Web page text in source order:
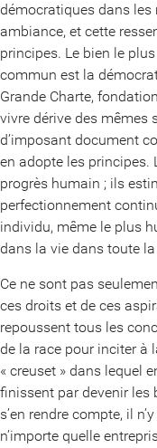
démocratiques dans
ambiance, et cette
principes. Le bien le
commun est la
Grande Charte,
vivre dérive des mêmes
d’imposant document
en adopte les principes.
progrès humain ; ils
perfectionnement
individu, même le plus
dans la vie dans toute
Ce ne sont pas
ces droits et de ces
repoussent tous les
de la race pour inciter à
« creuset » dans lequel
finissent par devenir les
s’en rendre compte, il
n’importe quelle